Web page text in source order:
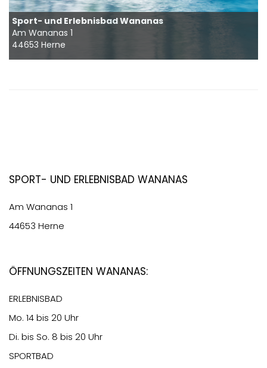
Sport- und Erlebnisbad Wananas
Am Wananas 1
44653 Herne
Sport- und Erlebnisbad Wananas
Am Wananas 1
44653 Herne
Öffnungszeiten Wananas:
ERLEBNISBAD
Mo. 14 bis 20 Uhr
Di. bis So. 8 bis 20 Uhr
SPORTBAD